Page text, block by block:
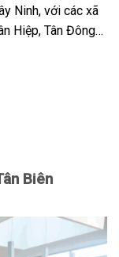
Ninh, với các xã
Hiệp, Tân Đông…
Biên